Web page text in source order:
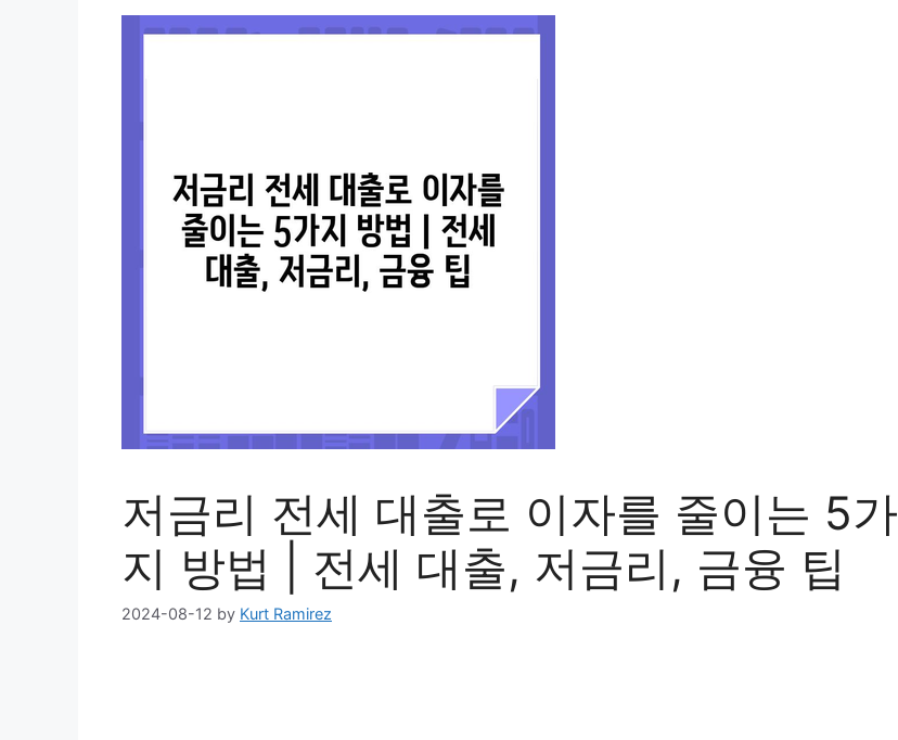
저금리 전세 대출로 이자를 줄이는 5가
지 방법 | 전세 대출, 저금리, 금융 팁
2024-08-12 by Kurt Ramirez